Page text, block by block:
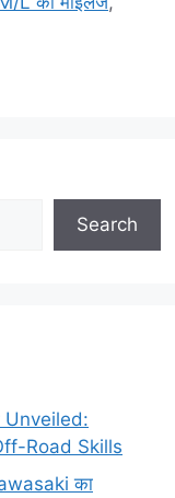
Search
Road Skills
का